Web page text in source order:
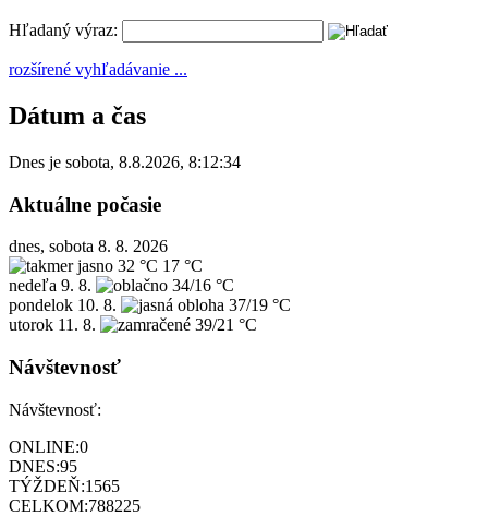
Hľadaný výraz:
rozšírené vyhľadávanie ...
Dátum a čas
Dnes je sobota, 8.8.2026, 8:12:34
Aktuálne počasie
dnes, sobota 8. 8. 2026
32 °C 17 °C
nedeľa 9. 8.
34/16 °C
pondelok 10. 8.
37/19 °C
utorok 11. 8. 39/21 °C
Návštevnosť
Návštevnosť:
ONLINE:0
DNES:95
TÝŽDEŇ:1565
CELKOM:788225